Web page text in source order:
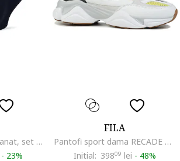
Sosete lungi copii granat, set 3fewg
- 23%
FILA
Pantofi sport dama RECADE WMN, Alb, Sintetic
Initial: 39809 lei - 48%